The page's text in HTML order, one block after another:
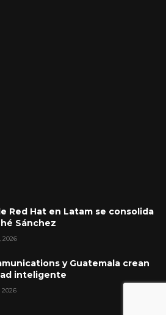
Red Hat en Latam se consolida
Sánchez
2026
y Guatemala crean
inteligente
2026